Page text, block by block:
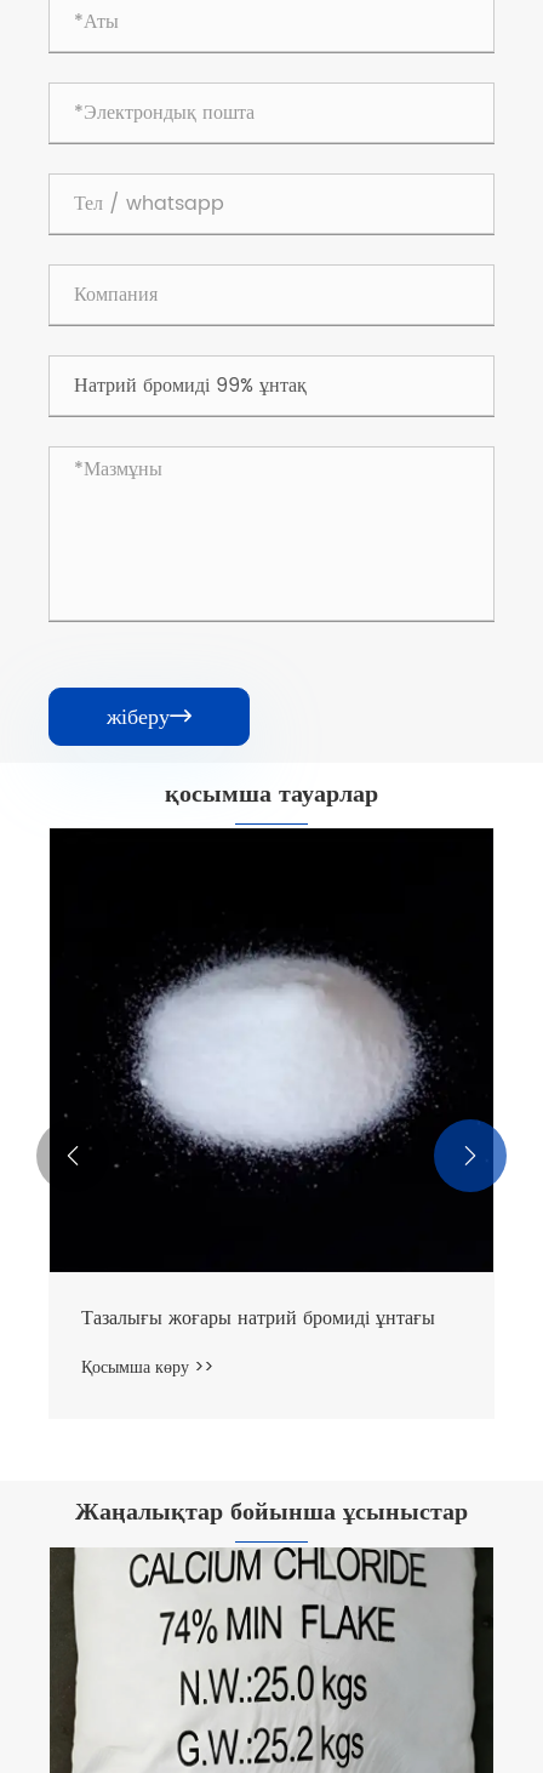
жіберу
қосымша тауарлар
Өнеркәсіпке арналған натрий бромиді
 
Жаңалықтар бойынша ұсыныстар
Неліктен кальций хлориді ұнтағы
өнеркәсіптік және күнделікті қолдану үшін
Қосымша көру >>